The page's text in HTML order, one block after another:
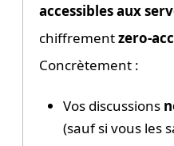
accessibles aux
chiffrementzero-
Concrètement :
Vos discussions
(sauf si vous les